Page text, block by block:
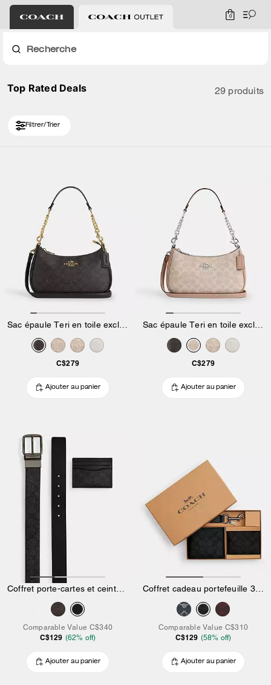
0
Recherche
Top Rated Deals 29 produits
Filtrer/Trier
Sac épaule Teri en toile exclusive
C$279
Ajouter au panier
Sac épaule Teri en toile exclusive
C$279
Ajouter au panier
Coffret porte-cartes et ceinture en toile exclusive
Comparable Value C$340
C$129 (62% off)
Ajouter au panier
Coffret cadeau portefeuille 3-en-1 en toile exclusive
Comparable Value C$310
C$129 (58% off)
Ajouter au panier